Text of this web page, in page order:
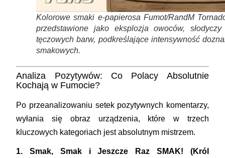
Kolorowe smaki e-papierosa Fumot/RandM
przedstawione jako eksplozja owoców,
tęczowych barw, podkreślające intensywność
smakowych.
Analiza Pozytywów: Co Polacy Absolutnie
Kochają w Fumocie?
Po przeanalizowaniu setek pozytywnych komentarzy,
wyłania się obraz urządzenia, które w trzech
kluczowych kategoriach jest absolutnym mistrzem.
1. Smak, Smak i Jeszcze Raz SMAK! (Król